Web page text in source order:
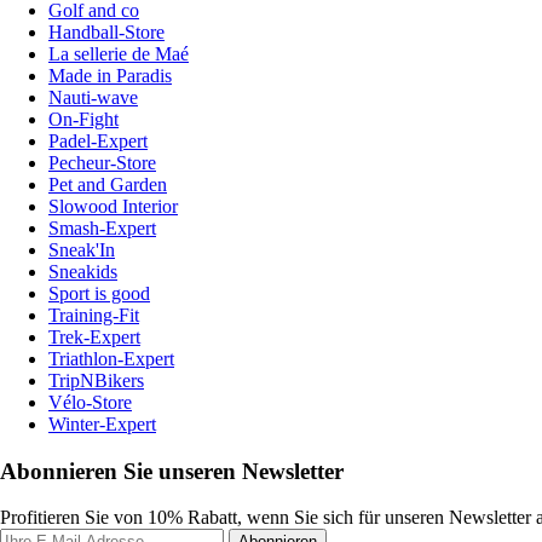
Golf and co
Handball-Store
La sellerie de Maé
Made in Paradis
Nauti-wave
On-Fight
Padel-Expert
Pecheur-Store
Pet and Garden
Slowood Interior
Smash-Expert
Sneak'In
Sneakids
Sport is good
Training-Fit
Trek-Expert
Triathlon-Expert
TripNBikers
Vélo-Store
Winter-Expert
Abonnieren Sie unseren Newsletter
Profitieren Sie von 10% Rabatt, wenn Sie sich für unseren Newsletter